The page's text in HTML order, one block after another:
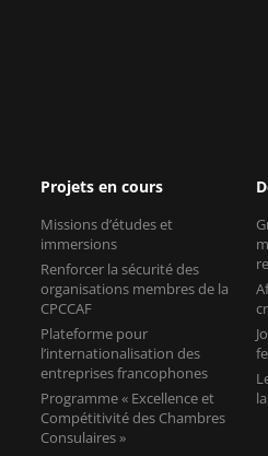
Projets en cours
Missions d’études et
immersions
Renforcer la sécurité des
organisations membres de la
CPCCAF
Plateforme pour
l’internationalisation des
entreprises francophones
Programme « Excellence et
Compétitivité des Chambres
Consulaires »